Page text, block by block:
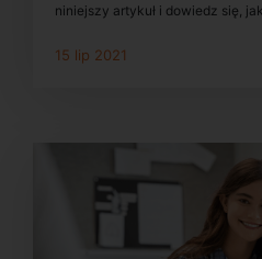
niniejszy artykuł i dowiedz się,
15 lip 2021